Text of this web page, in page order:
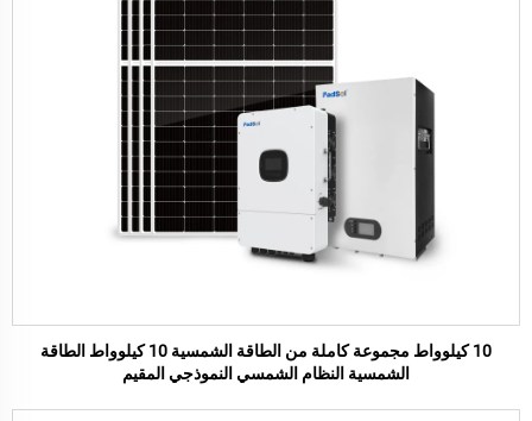
10 كيلوواط مجموعة كاملة من الطاقة الشمسية 10 كيلوواط الطاقة
الشمسية النظام الشمسي النموذجي المقيم